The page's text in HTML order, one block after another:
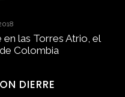
en las Torres Atrio, el
de Colombia
DIERRE